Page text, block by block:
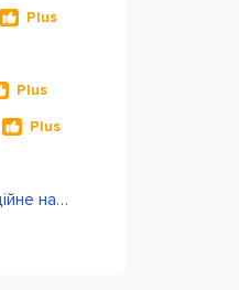
Plus
Plus
Plus
Green Forest. Дистанційне навчання